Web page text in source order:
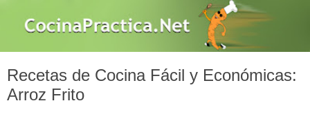
Recetas de Cocina Fácil y Económicas:
Arroz Frito